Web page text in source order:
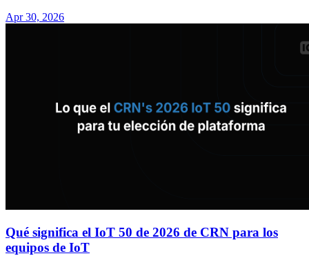
Apr 30, 2026
Qué significa el IoT 50 de 2026 de CRN para los
equipos de IoT